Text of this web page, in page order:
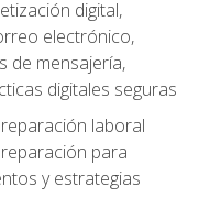
digital,
electrónico,
de mensajería,
digitales seguras
laboral
para
y estrategias